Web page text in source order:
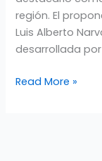
región. El
Luis Alberto
desarrollada
LA
ESCUELA
NORMAL
DE
Read More »